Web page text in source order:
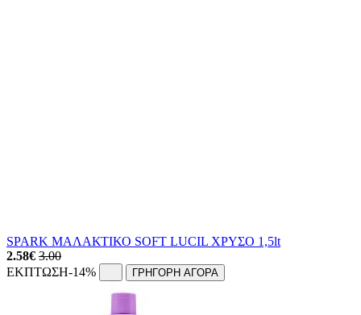
SPARK ΜΑΛΑΚΤΙΚΟ SOFT LUCIL ΧΡΥΣΟ 1,5lt
2.58€ 3.00
ΕΚΠΤΩΣΗ-14% ΓΡΗΓΟΡΗ ΑΓΟΡΑ